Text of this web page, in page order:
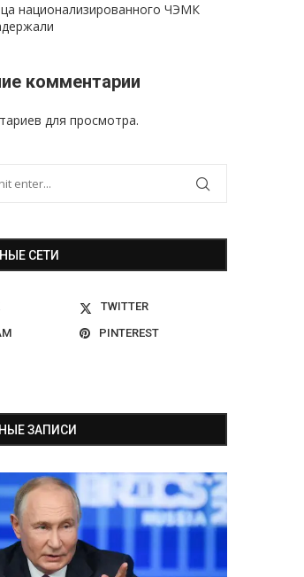
национализированного ЧЭМК
комментарии
для просмотра.
СЕТИ
TWITTER
PINTEREST
ЗАПИСИ